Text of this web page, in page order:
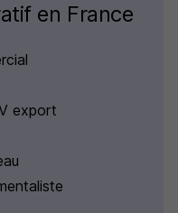
en France
export